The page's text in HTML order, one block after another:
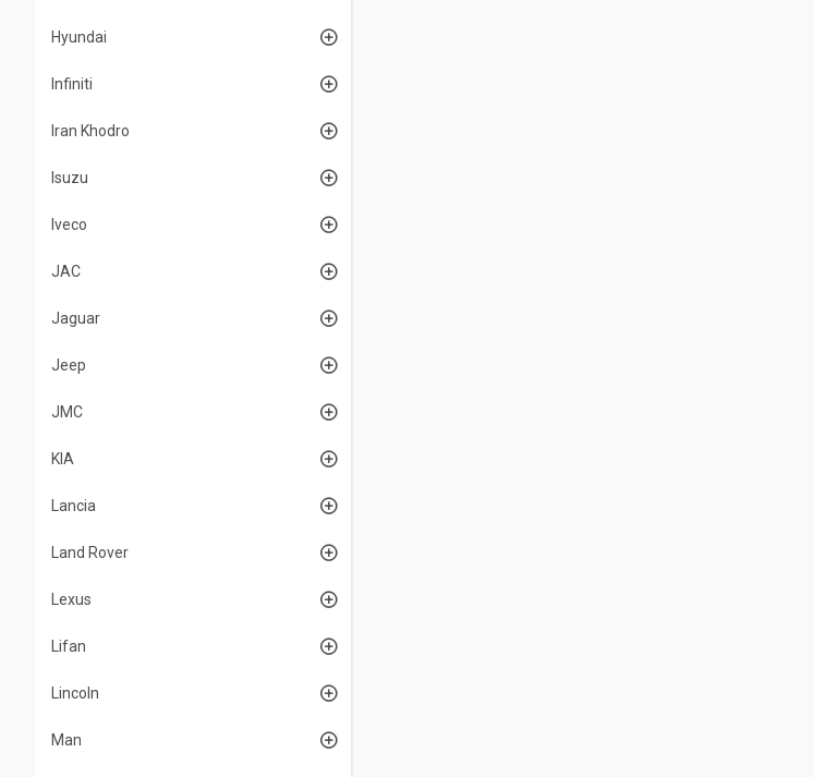
Hyundai
Infiniti
Iran Khodro
Isuzu
Iveco
JAC
Jaguar
Jeep
JMC
KIA
Lancia
Land Rover
Lexus
Lifan
Lincoln
Man